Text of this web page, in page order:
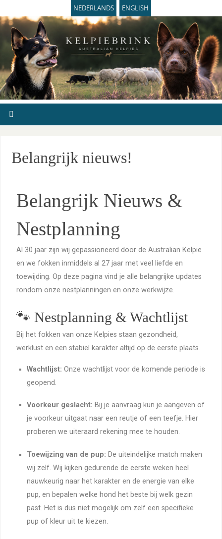
NEDERLANDS ENGLISH
Belangrijk nieuws!
Belangrijk Nieuws &
Nestplanning
Al 30 jaar zijn wij gepassioneerd door de Australian Kelpie
en we fokken inmiddels al 27 jaar met veel liefde en
toewijding. Op deze pagina vind je alle belangrijke updates
rondom onze nestplanningen en onze werkwijze.
🐾 Nestplanning & Wachtlijst
Bij het fokken van onze Kelpies staan gezondheid,
werklust en een stabiel karakter altijd op de eerste plaats.
Wachtlijst: Onze wachtlijst voor de komende periode is
geopend.
Voorkeur geslacht: Bij je aanvraag kun je aangeven of
je voorkeur uitgaat naar een reutje of een teefje. Hier
proberen we uiteraard rekening mee te houden.
Toewijzing van de pup: De uiteindelijke match maken
wij zelf. Wij kijken gedurende de eerste weken heel
nauwkeurig naar het karakter en de energie van elke
pup, en bepalen welke hond het beste bij welk gezin
past. Het is dus niet mogelijk om zelf een specifieke
pup of kleur uit te kiezen.